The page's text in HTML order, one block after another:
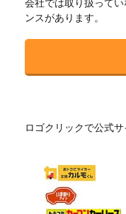
会社では取り扱って
ンスがあります。
ロゴクリックで公式